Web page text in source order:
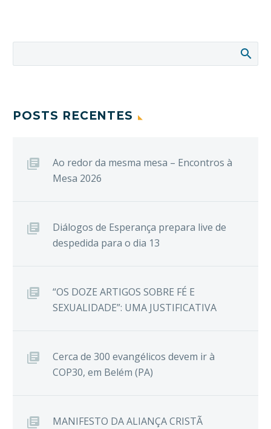
POSTS RECENTES
Ao redor da mesma mesa – Encontros à
Mesa 2026
Diálogos de Esperança prepara live de
despedida para o dia 13
“OS DOZE ARTIGOS SOBRE FÉ E
SEXUALIDADE”: UMA JUSTIFICATIVA
Cerca de 300 evangélicos devem ir à
COP30, em Belém (PA)
MANIFESTO DA ALIANÇA CRISTÃ